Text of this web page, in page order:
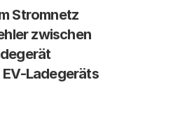
Stromnetz
zwischen
Ladegeräts